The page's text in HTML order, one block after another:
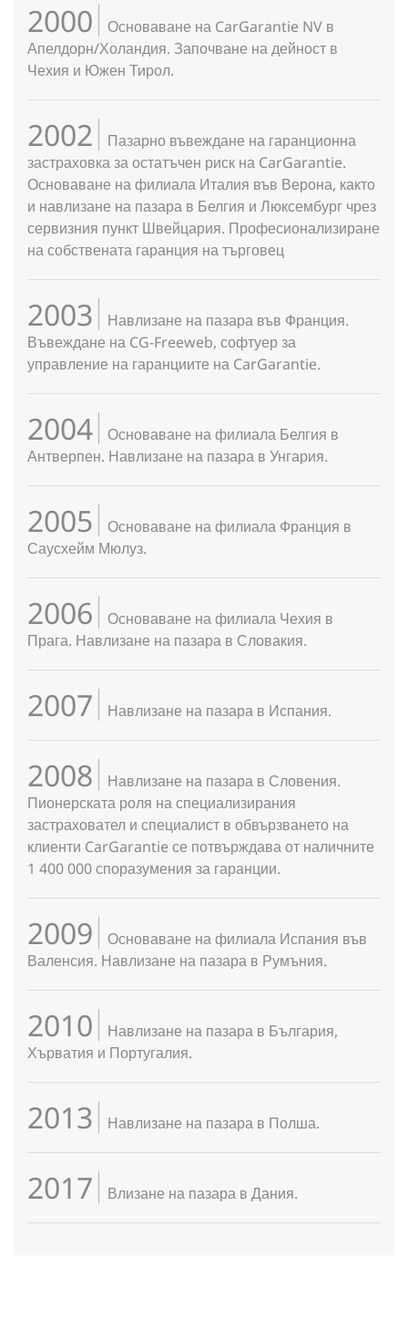
2000
Основаване на CarGarantie NV в
Апелдорн/Холандия. Започване на дейност в
Чехия и Южен Тирол.
2002
Пазарно въвеждане на гаранционна
застраховка за остатъчен риск на CarGarantie.
Основаване на филиала Италия във Верона, както
и навлизане на пазара в Белгия и Люксембург чрез
сервизния пункт Швейцария. Професионализиране
на собствената гаранция на търговец
2003
Навлизане на пазара във Франция.
Въвеждане на CG-Freeweb, софтуер за
управление на гаранциите на CarGarantie.
2004
Основаване на филиала Белгия в
Антверпен. Навлизане на пазара в Унгария.
2005
Основаване на филиала Франция в
Саусхейм Мюлуз.
2006
Основаване на филиала Чехия в
Прага. Навлизане на пазара в Словакия.
2007 Навлизане на пазара в Испания.
2008
Навлизане на пазара в Словения.
Пионерската роля на специализирания
застраховател и специалист в обвързването на
клиенти CarGarantie се потвърждава от наличните
1 400 000 споразумения за гаранции.
2009
Основаване на филиала Испания във
Валенсия. Навлизане на пазара в Румъния.
2010
Навлизане на пазара в България,
Хърватия и Португалия.
2013 Навлизане на пазара в Полша.
2017 Влизане на пазара в Дания.